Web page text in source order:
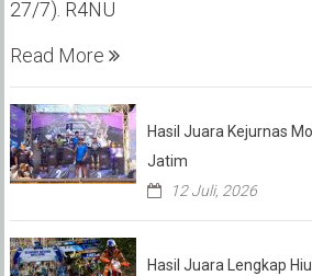
27/7). R4NU
Read More
Hasil Juara Kejurnas
Jatim
12 Juli, 2026
Hasil Juara Lengkap